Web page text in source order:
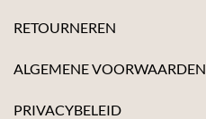
RETOURNEREN
ALGEMENE VOORWAARDEN
PRIVACYBELEID